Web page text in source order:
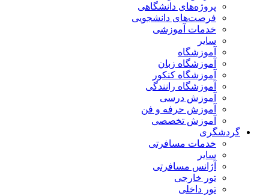
پروژه‌های دانشگاهی
فرصت‌های دانشجویی
خدمات آموزشی
سایر
آموزشگاه
آموزشگاه زبان
آموزشگاه کنکور
آموزشگاه رانندگی
آموزش درسی
آموزش حرفه و فن
آموزش تخصصی
گردشگری
خدمات مسافرتی
سایر
آژانس مسافرتی
تور خارجی
تور داخلی